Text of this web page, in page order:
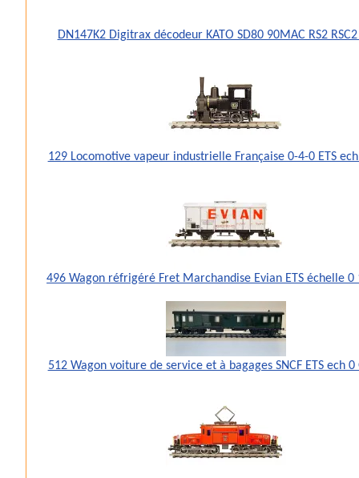
DN147K2 Digitrax décodeur KATO SD80 90MAC RS2 RSC2
129 Locomotive vapeur industrielle Française 0-4-0 ETS
496 Wagon réfrigéré Fret Marchandise Evian ETS échelle 0
512 Wagon voiture de service et à bagages SNCF ETS ech